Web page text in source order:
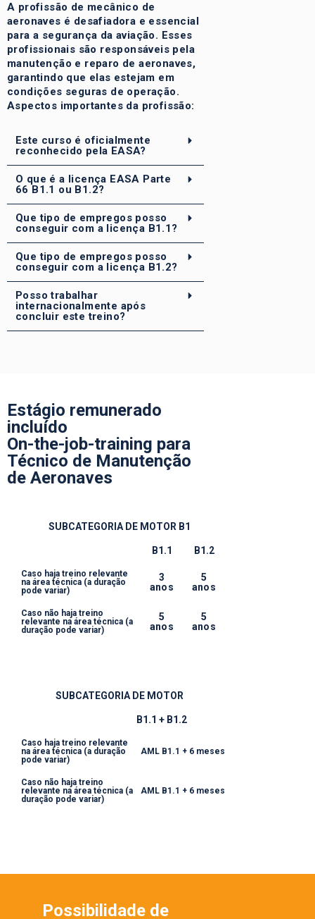
A profissão de mecânico de
aeronaves é desafiadora e essencial
para a segurança da aviação. Esses
profissionais são responsáveis ​​pela
manutenção e reparo de aeronaves,
garantindo que elas estejam em
condições seguras de operação.
Aspectos importantes da profissão:
Este curso é oficialmente
reconhecido pela EASA?
O que é a licença EASA Parte
66 B1.1 ou B1.2?
Que tipo de empregos posso
conseguir com a licença B1.1?
Que tipo de empregos posso
conseguir com a licença B1.2?
Posso trabalhar
internacionalmente após
concluir este treino?
Estágio remunerado
incluído
On-the-job-training para
Técnico de Manutenção
de Aeronaves
SUBCATEGORIA DE MOTOR B1
B1.1 B1.2
Caso haja treino relevante
na área técnica (a duração
pode variar)​
3
anos
5
anos
Caso não haja treino
relevante na área técnica (a
duração pode variar)​
5
anos
5
anos
SUBCATEGORIA DE MOTOR
B1.1 + B1.2
Caso haja treino relevante
na área técnica (a duração
pode variar)​
AML B1.1 + 6 meses
Caso não haja treino
relevante na área técnica (a
duração pode variar)​
AML B1.1 + 6 meses
Possibilidade de